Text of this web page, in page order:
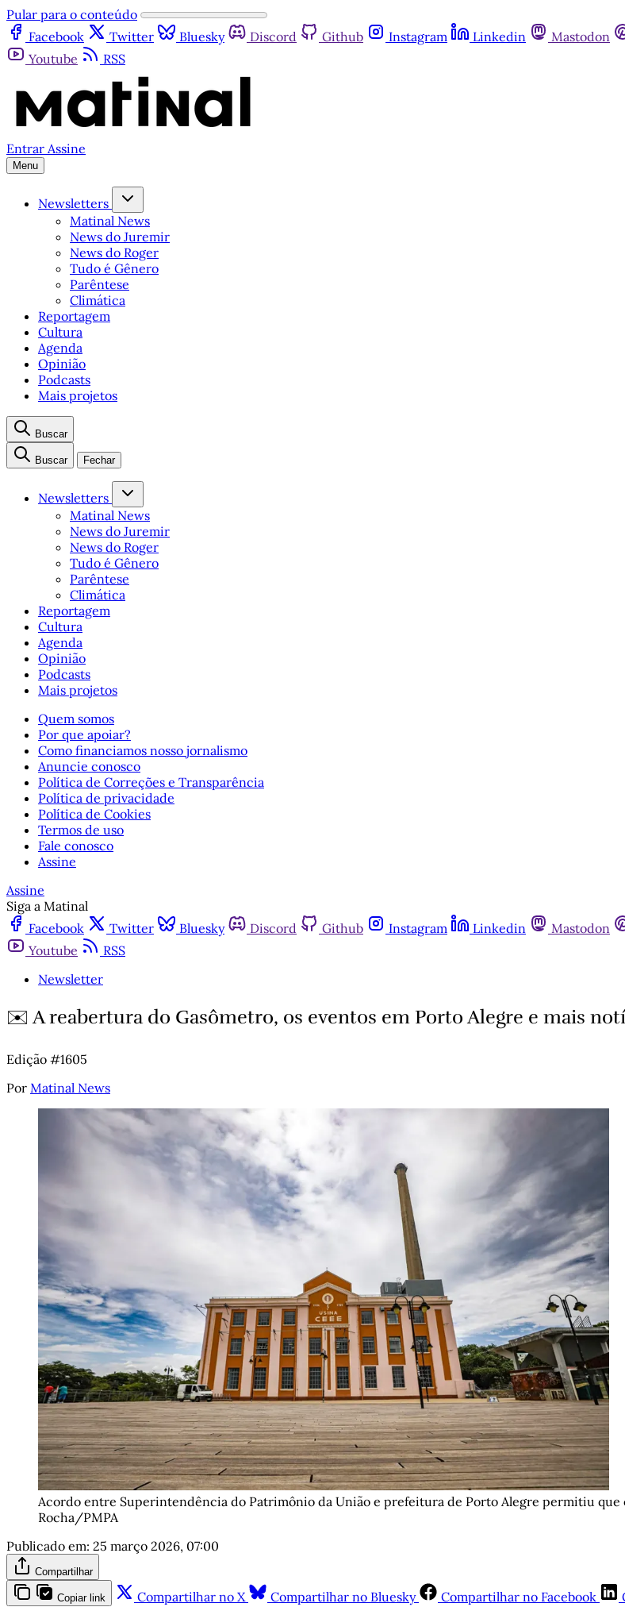
Pular para o conteúdo
Facebook
Twitter Bluesky Discord Github Instagram Linkedin Mastodon
Youtube
RSS
Entrar Assine
Menu
Newsletters
Matinal News
News do Juremir
News do Roger
Tudo é Gênero
Parêntese
Climática
Reportagem
Cultura
Agenda
Opinião
Podcasts
Mais projetos
Buscar
Buscar Fechar
Newsletters
Matinal News
News do Juremir
News do Roger
Tudo é Gênero
Parêntese
Climática
Reportagem
Cultura
Agenda
Opinião
Podcasts
Mais projetos
Quem somos
Por que apoiar?
Como financiamos nosso jornalismo
Anuncie conosco
Política de Correções e Transparência
Política de privacidade
Política de Cookies
Termos de uso
Fale conosco
Assine
Assine
Siga a Matinal
Facebook
Twitter Bluesky Discord Github Instagram Linkedin Mastodon
Youtube
RSS
Newsletter
✉️ A reabertura do Gasômetro, os eventos em Porto Alegre e mais
Edição #1605
Por Matinal News
Acordo entre Superintendência do Patrimônio da União e prefeitura de Porto Alegre permitiu que
Rocha/PMPA
Publicado em: 25 março 2026, 07:00
Compartilhar
Copiar link Compartilhar no X Compartilhar no Bluesky Compartilhar no Facebook